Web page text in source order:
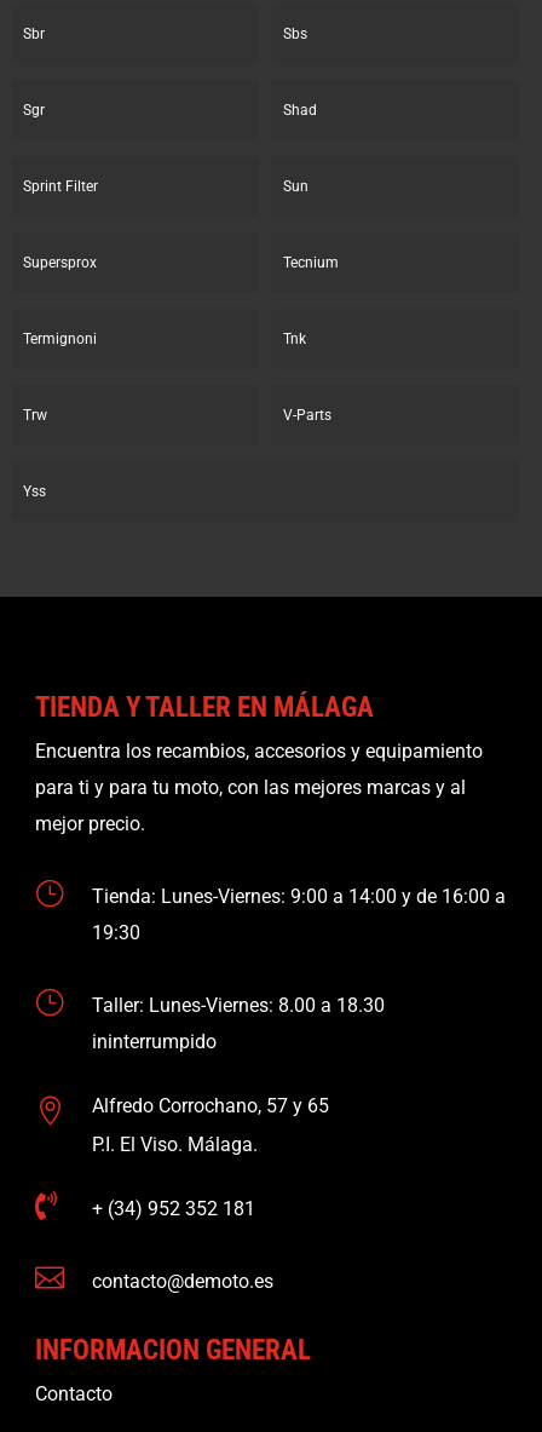
Sbr Sbs
Sgr Shad
Sprint Filter Sun
Supersprox Tecnium
Termignoni Tnk
Trw V-Parts
Yss
TIENDA Y TALLER EN MÁLAGA
Encuentra los recambios, accesorios y equipamiento
para ti y para tu moto, con las mejores marcas y al
mejor precio.
}
Tienda: Lunes-Viernes: 9:00 a 14:00 y de 16:00 a
19:30
}
Taller: Lunes-Viernes: 8.00 a 18.30
ininterrumpido

Alfredo Corrochano, 57 y 65
P.I. El Viso. Málaga.
 + (34) 952 352 181
 contacto@demoto.es
INFORMACION GENERAL
Contacto